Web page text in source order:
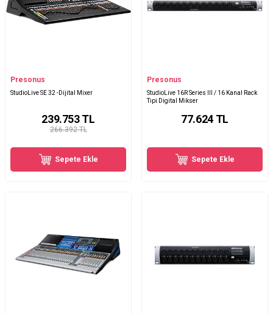
Presonus
StudioLive SE 32 -Dijital Mixer
266.392 TL
239.753TL
Sepete Ekle
Presonus
StudioLive 16R Series III / 16 Kanal Rack
Tipi Digital Mikser
77.624TL
Sepete Ekle